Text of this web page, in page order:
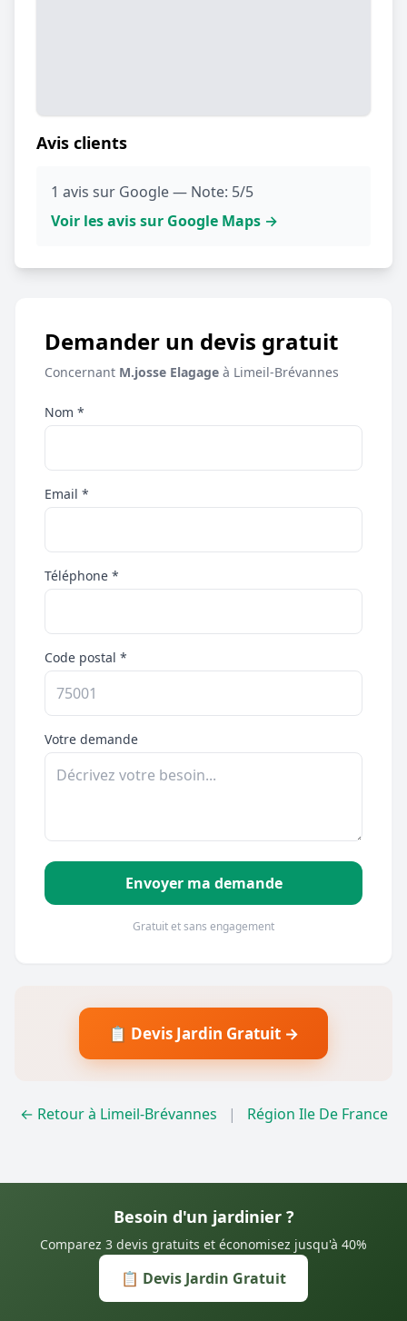
Avis clients
1 avis sur Google — Note: 5/5
Voir les avis sur Google Maps →
Demander un devis gratuit
Concernant M.josse Elagage à Limeil-Brévannes
Nom *
Email *
Téléphone *
Code postal *
Votre demande
Envoyer ma demande
Gratuit et sans engagement
📋 Devis Jardin Gratuit →
← Retour à Limeil-Brévannes | Région Ile De France
Besoin d'un jardinier ?
Comparez 3 devis gratuits et économisez jusqu'à 40%
📋 Devis Jardin Gratuit